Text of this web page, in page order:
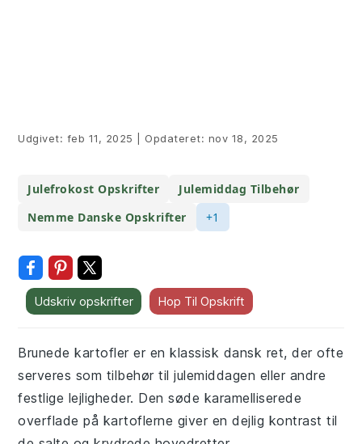
Udgivet: feb 11, 2025 Opdateret: nov 18, 2025
Julefrokost Opskrifter
Julemiddag Tilbehør
Nemme Danske Opskrifter
+1
Udskriv opskrifter Hop Til Opskrift
Brunede kartofler er en klassisk dansk ret, der ofte
serveres som tilbehør til julemiddagen eller andre
festlige lejligheder. Den søde karamelliserede
overflade på kartoflerne giver en dejlig kontrast til